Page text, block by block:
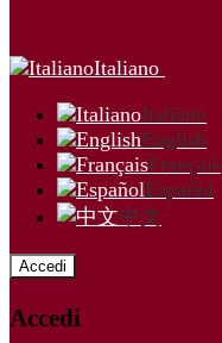
Italiano
Italiano
English
Français
Español
中文
Accedi
Accedi